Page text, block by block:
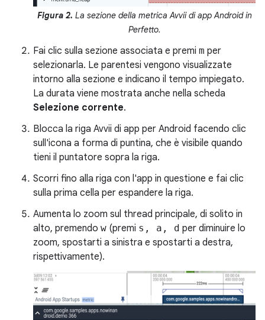
Figura 2. La sezione della metrica Avvii di app Android in
Perfetto.
Fai clic sulla sezione associata e premi m per
selezionarla. Le parentesi vengono visualizzate
intorno alla sezione e indicano il tempo impiegato.
La durata viene mostrata anche nella scheda
Selezione corrente.
Blocca la riga Avvii di app per Android facendo clic
sull'icona a forma di puntina, che è visibile quando
tieni il puntatore sopra la riga.
Scorri fino alla riga con l'app in questione e fai clic
sulla prima cella per espandere la riga.
Aumenta lo zoom sul thread principale, di solito in
alto, premendo w (premi s, a, d per diminuire lo
zoom, spostarti a sinistra e spostarti a destra,
rispettivamente).